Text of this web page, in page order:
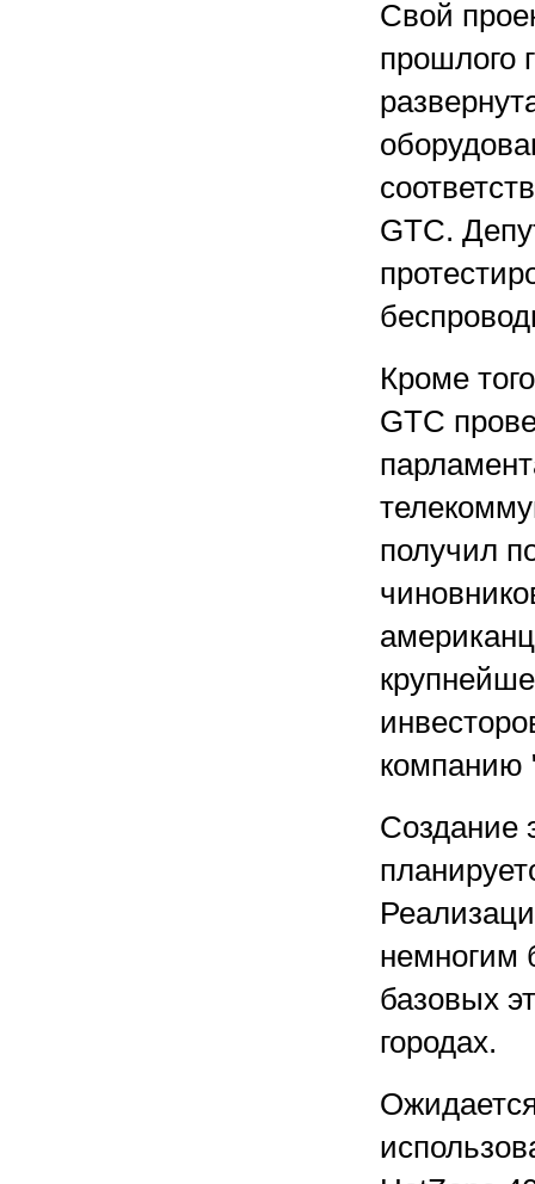
Свой
прошлого
GTC.
Кроме
GTC
получил
компанию
Создание
немногим
базовых
городах.